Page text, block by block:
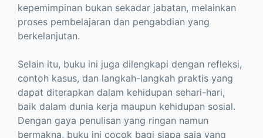
kepemimpinan bukan sekadar jabatan, melainkan
proses pembelajaran dan pengabdian yang
berkelanjutan.
Selain itu, buku ini juga dilengkapi dengan refleksi,
contoh kasus, dan langkah-langkah praktis yang
dapat diterapkan dalam kehidupan sehari-hari,
baik dalam dunia kerja maupun kehidupan sosial.
Dengan gaya penulisan yang ringan namun
bermakna, buku ini cocok bagi siapa saja yang